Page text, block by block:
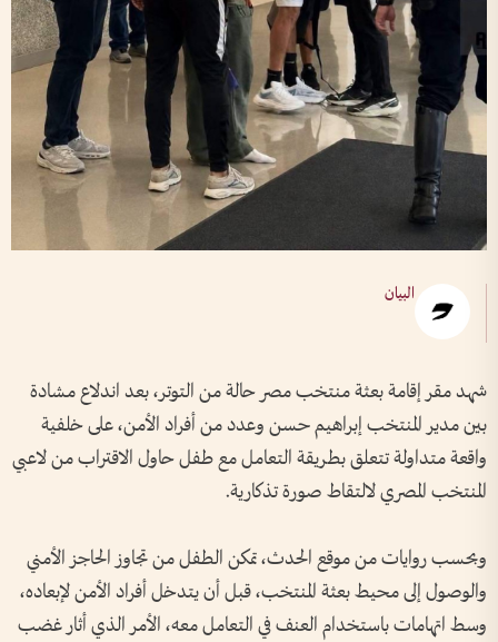
البيان
شهد مقر إقامة بعثة منتخب مصر حالة من التوتر، بعد اندلاع مشادة
بين مدير المنتخب إبراهيم حسن وعدد من أفراد الأمن، على خلفية
واقعة متداولة تتعلق بطريقة التعامل مع طفل حاول الاقتراب من لاعبي
المنتخب المصري لالتقاط صورة تذكارية.
وبحسب روايات من موقع الحدث، تمكن الطفل من تجاوز الحاجز الأمني
والوصول إلى محيط بعثة المنتخب، قبل أن يتدخل أفراد الأمن لإبعاده،
وسط اتهامات باستخدام العنف في التعامل معه، الأمر الذي أثار غضب